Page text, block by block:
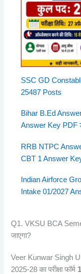
SSC GD
25487 Posts
Bihar B.Ed
Answer Key PDF
RRB NTPC
CBT 1 Answer
Indian Airforce
Intake 01/2027
Q1. VKSU BCA
जाएगा?
Veer Kunwar Singh
2025-28 का परीक्षा फॉर्म